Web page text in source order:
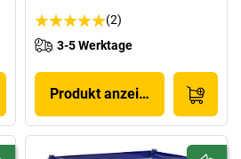
(2)
3-5 Werktage
Produkt anzeigen